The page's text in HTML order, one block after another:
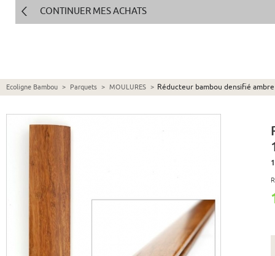
CONTINUER MES ACHATS
Ecoligne Bambou > Parquets > MOULURES > Réducteur bambou densifié